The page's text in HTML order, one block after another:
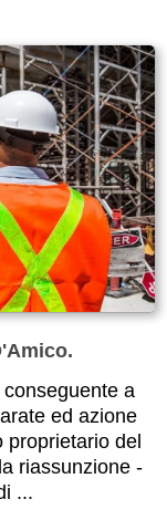
a
ed azione
del
riassunzione -
...